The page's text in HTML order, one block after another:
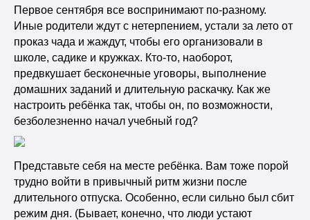
Первое сентября все воспринимают по-разному.
Иные родители ждут с нетерпением, устали за лето от
проказ чада и жаждут, чтобы его организовали в
школе, садике и кружках. Кто-то, наоборот,
предвкушает бесконечные уговоры, выполнение
домашних заданий и длительную раскачку. Как же
настроить ребёнка так, чтобы он, по возможности,
безболезненно начал учебный год?
Представьте себя на месте ребёнка. Вам тоже порой
трудно войти в привычный ритм жизни после
длительного отпуска. Особенно, если сильно был сбит
режим дня. (Бывает, конечно, что люди устают